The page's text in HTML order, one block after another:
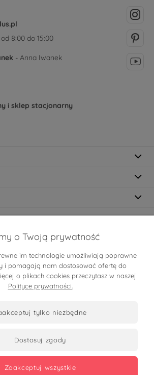
8:00 do 15:00
- Anna Iwanek
i sklep stacjonarny
o Twoją prywatność
im technologie umożliwiają poprawne
i pomagają nam dostosować ofertę do
o plikach cookies przeczytasz w naszej
Polityce prywatności.
tylko niezbędne
dostosuj zgody
zaakceptuj wszystkie